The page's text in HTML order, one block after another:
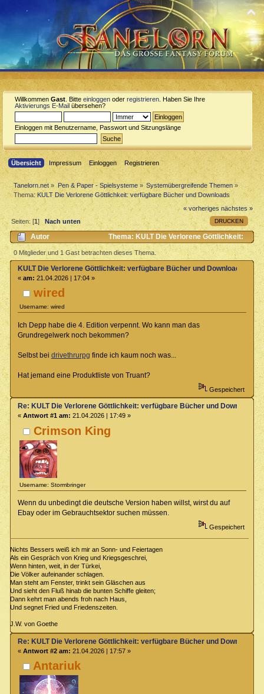
Willkommen Gast . Bitte einloggen oder registrieren . Haben Sie Ihre
Aktivierungs E-Mail übersehen?
Einloggen mit Benutzername, Passwort und Sitzungslänge
Übersicht Impressum Einloggen Registrieren
Tanelorn.net » Pen & Paper - Spielsysteme» Systemübergreifende Themen »
Thema: KULT Die Verlorene Göttlichkeit: verfügbare Bücher und Downloads
« vorheriges nächstes »
DRUCKEN
Seiten: [1] Nach unten
Autor
Thema: KULT Die Verlorene Göttlichkeit:
verfügbare Bücher und Downloads (Gelesen 573 mal)
0 Mitglieder und 1 Gast betrachten dieses Thema.
wired
Username: wired
KULT Die Verlorene Göttlichkeit: verfügbare Bücher und Downloads
« am: 21.04.2026 | 17:04 »
Ich Depp habe die 4. Edition verpennt. Wo kann man das
Grundregelwerk noch bekommen?
Selbst bei drivethrurpg finde ich kaum noch was...
Hat jemand eine Produktliste von Truant?
Gespeichert
Crimson King
Username: Stormbringer
Re: KULT Die Verlorene Göttlichkeit: verfügbare Bücher und Downloads
« Antwort #1 am: 21.04.2026 | 17:49 »
Wenn du unbedingt die deutsche Version haben willst, wirst du auf
Ebay oder im Gebrauchtsektor suchen müssen.
Gespeichert
Nichts Bessers weiß ich mir an Sonn- und Feiertagen
Als ein Gespräch von Krieg und Kriegsgeschrei,
Wenn hinten, weit, in der Türkei,
Die Völker aufeinander schlagen.
Man steht am Fenster, trinkt sein Gläschen aus
Und sieht den Fluß hinab die bunten Schiffe gleiten;
Dann kehrt man abends froh nach Haus,
Und segnet Fried und Friedenszeiten.
J.W. von Goethe
Antariuk
Re: KULT Die Verlorene Göttlichkeit: verfügbare Bücher und Downloads
« Antwort #2 am: 21.04.2026 | 17:57 »